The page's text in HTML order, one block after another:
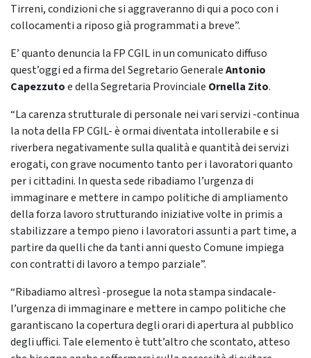
Tirreni, condizioni che si aggraveranno di qui a poco con i
collocamenti a riposo già programmati a breve”.
E’ quanto denuncia la FP CGIL in un comunicato diffuso
quest’oggi ed a firma del Segretario GeneraleAntonio
Capezzutoe della Segretaria Provinciale Ornella Zito.
“La carenza strutturale di personale nei vari servizi -continua
la nota della FP CGIL- è ormai diventata intollerabile e si
riverbera negativamente sulla qualità e quantità dei servizi
erogati, con grave nocumento tanto per i lavoratori quanto
per i cittadini. In questa sede ribadiamo l’urgenza di
immaginare e mettere in campo politiche di ampliamento
della forza lavoro strutturando iniziative volte in primis a
stabilizzare a tempo pieno i lavoratori assunti a part time, a
partire da quelli che da tanti anni questo Comune impiega
con contratti di lavoro a tempo parziale”.
“Ribadiamo altresì -prosegue la nota stampa sindacale-
l’urgenza di immaginare e mettere in campo politiche che
garantiscano la copertura degli orari di apertura al pubblico
degli uffici. Tale elemento è tutt’altro che scontato, atteso